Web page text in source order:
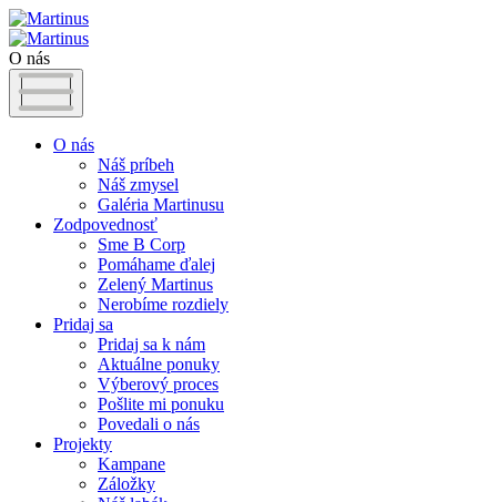
O nás
O nás
Náš príbeh
Náš zmysel
Galéria Martinusu
Zodpovednosť
Sme B Corp
Pomáhame ďalej
Zelený Martinus
Nerobíme rozdiely
Pridaj sa
Pridaj sa k nám
Aktuálne ponuky
Výberový proces
Pošlite mi ponuku
Povedali o nás
Projekty
Kampane
Záložky